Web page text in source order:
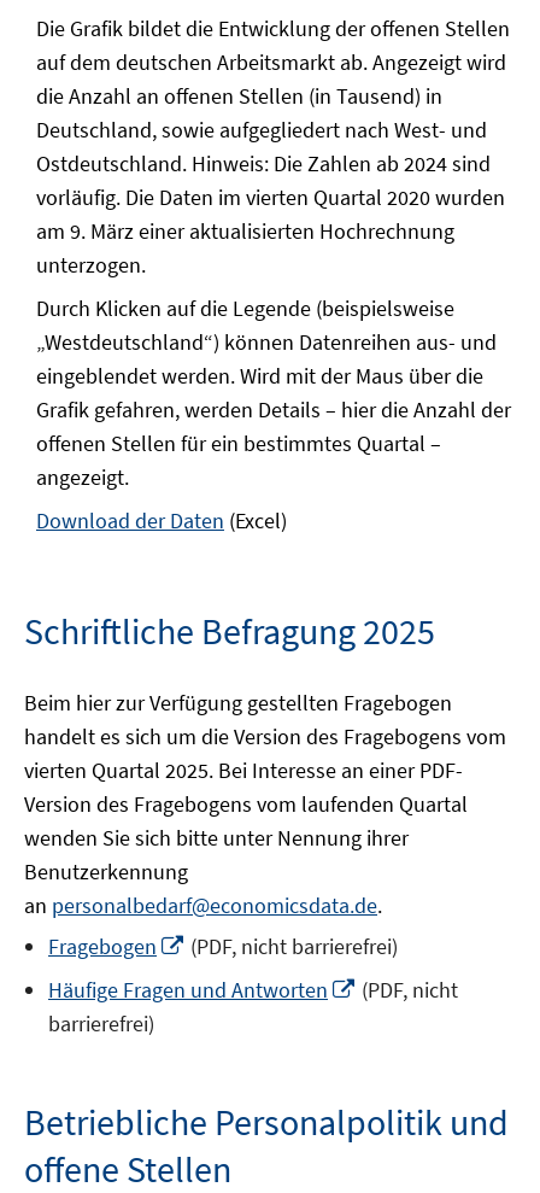
Die Grafik bildet die Entwicklung der offenen Stellen
auf dem deutschen Arbeitsmarkt ab. Angezeigt wird
die Anzahl an offenen Stellen (in Tausend) in
Deutschland, sowie aufgegliedert nach West- und
Ostdeutschland. Hinweis: Die Zahlen ab 2024 sind
vorläufig. Die Daten im vierten Quartal 2020 wurden
am 9. März einer aktualisierten Hochrechnung
unterzogen.
Durch Klicken auf die Legende (beispielsweise
„Westdeutschland“) können Datenreihen aus- und
eingeblendet werden. Wird mit der Maus über die
Grafik gefahren, werden Details – hier die Anzahl der
offenen Stellen für ein bestimmtes Quartal –
angezeigt.
Download der Daten (Excel)
Schriftliche Befragung 2025
Beim hier zur Verfügung gestellten Fragebogen
handelt es sich um die Version des Fragebogens vom
vierten Quartal 2025. Bei Interesse an einer PDF-
Version des Fragebogens vom laufenden Quartal
wenden Sie sich bitte unter Nennung ihrer
Benutzerkennung
an personalbedarf@economicsdata.de.
Fragebogen
In
Fenster
(PDF, nicht barrierefrei)
Häufige Fragen und Antworten
In
(PDF, nicht
barrierefrei)
Betriebliche Personalpolitik und
offene Stellen